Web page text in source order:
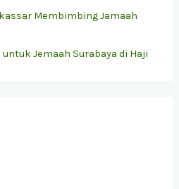
Membimbing Jamaah
Jemaah Surabaya di Haji